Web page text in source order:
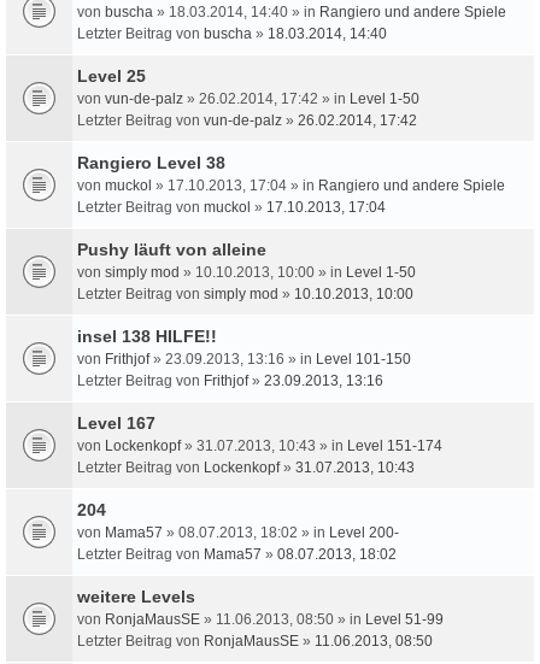
von buscha » 18.03.2014, 14:40 » in Rangiero und andere Spiele
Letzter Beitrag von buscha » 18.03.2014, 14:40
Level 25
von vun-de-palz » 26.02.2014, 17:42 » in Level 1-50
Letzter Beitrag von vun-de-palz » 26.02.2014, 17:42
Rangiero Level 38
von muckol » 17.10.2013, 17:04 » in Rangiero und andere Spiele
Letzter Beitrag von muckol » 17.10.2013, 17:04
Pushy läuft von alleine
von simply mod » 10.10.2013, 10:00 » in Level 1-50
Letzter Beitrag von simply mod » 10.10.2013, 10:00
insel 138 HILFE!!
von Frithjof» 23.09.2013, 13:16 » in Level 101-150
Letzter Beitrag von Frithjof» 23.09.2013, 13:16
Level 167
von Lockenkopf» 31.07.2013, 10:43 » in Level 151-174
Letzter Beitrag von Lockenkopf» 31.07.2013, 10:43
204
von Mama57 » 08.07.2013, 18:02 » in Level 200-
Letzter Beitrag von Mama57 » 08.07.2013, 18:02
weitere Levels
von RonjaMausSE » 11.06.2013, 08:50 » in Level 51-99
Letzter Beitrag von RonjaMausSE » 11.06.2013, 08:50